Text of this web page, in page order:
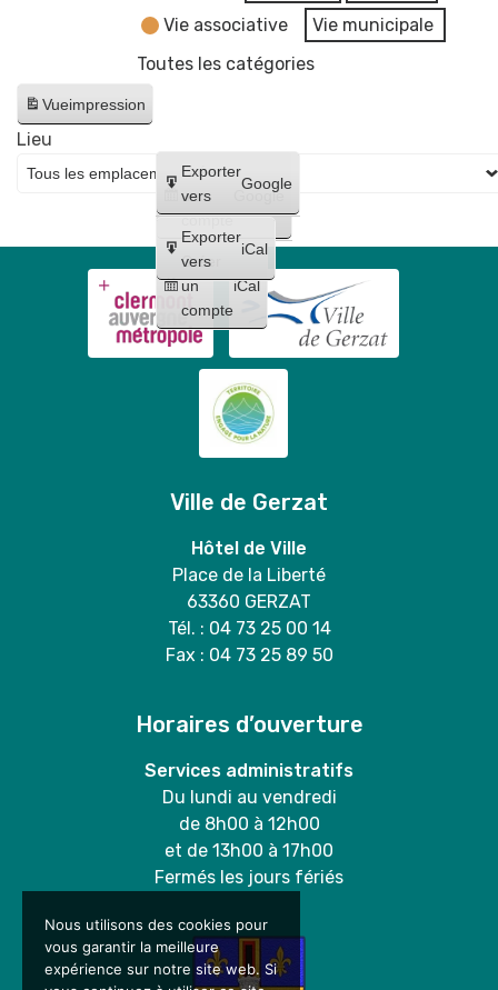
Vie associative
Vie municipale
Toutes les catégories
Vueimpression
Créer
un
compte
Google
Créer
un
compte
iCal
Exporter
vers
Google
Exporter
vers
iCal
Lieu
Ville de Gerzat
Hôtel de Ville
Place de la Liberté
63360 GERZAT
Tél. : 04 73 25 00 14
Fax : 04 73 25 89 50
Horaires d’ouverture
Services administratifs
Du lundi au vendredi
de 8h00 à 12h00
et de 13h00 à 17h00
Fermés les jours fériés
Nous utilisons des cookies pour
vous garantir la meilleure
expérience sur notre site web. Si